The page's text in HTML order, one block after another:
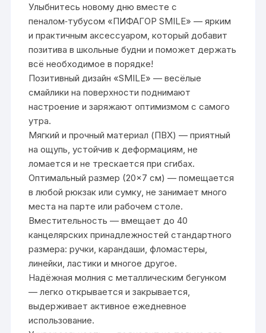
Улыбнитесь новому дню вместе с
пеналом‑тубусом «ПИФАГОР SMILE» — ярким
и практичным аксессуаром, который добавит
позитива в школьные будни и поможет держать
всё необходимое в порядке!
Позитивный дизайн «SMILE» — весёлые
смайлики на поверхности поднимают
настроение и заряжают оптимизмом с самого
утра.
Мягкий и прочный материал (ПВХ) — приятный
на ощупь, устойчив к деформациям, не
ломается и не трескается при сгибах.
Оптимальный размер (20×7 см) — помещается
в любой рюкзак или сумку, не занимает много
места на парте или рабочем столе.
Вместительность — вмещает до 40
канцелярских принадлежностей стандартного
размера: ручки, карандаши, фломастеры,
линейки, ластики и многое другое.
Надёжная молния с металлическим бегунком
— легко открывается и закрывается,
выдерживает активное ежедневное
использование.